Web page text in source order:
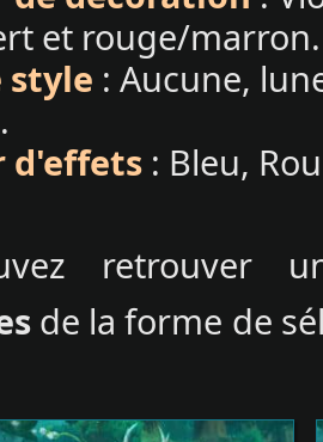
et rouge/marron.
style : Aucune,
d'effets : Bleu,
retrouver
de la forme de